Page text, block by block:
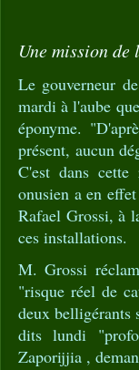
Une mission
Le gouverneur
mardi à l'aube
éponyme.
présent, aucun
C'est dans
onusien a en
Rafael Grossi, à
ces installations.
M. Grossi
"risque réel de
deux belligérants
dits lundi
Zaporijjia ,